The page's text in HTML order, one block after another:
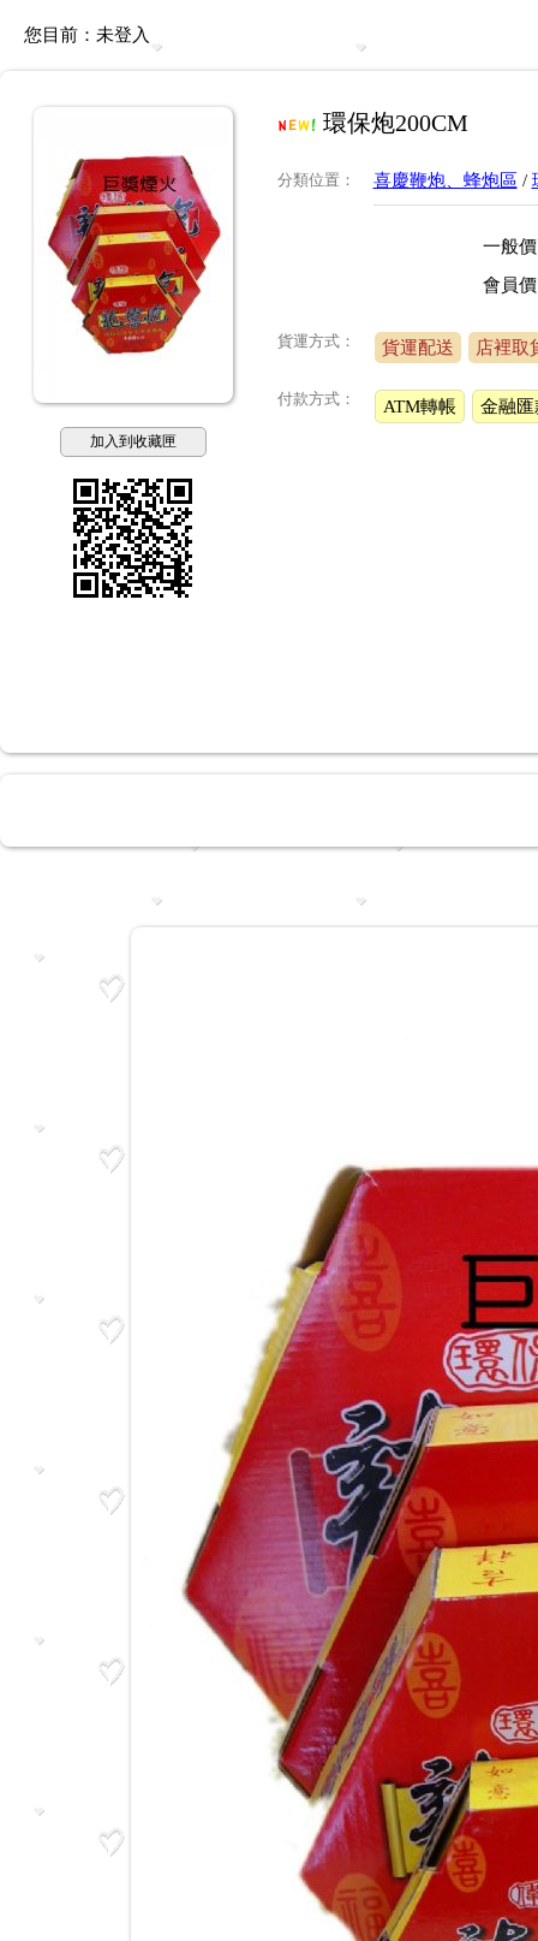
您目前： 未登入
加入到收藏匣
環保炮200CM
分類位置 ： 喜慶鞭炮、蜂炮區 /
一般價
會員價
貨運方式： 貨運配送 店裡取
付款方式： ATM轉帳 金融匯